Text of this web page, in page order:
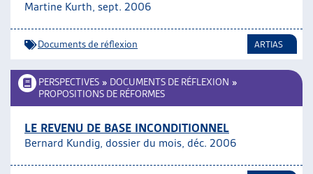
Martine Kurth, sept. 2006
Documents de réflexion ARTIAS
PERSPECTIVES » DOCUMENTS DE RÉFLEXION »
PROPOSITIONS DE RÉFORMES
LE REVENU DE BASE INCONDITIONNEL
Bernard Kundig, dossier du mois, déc. 2006